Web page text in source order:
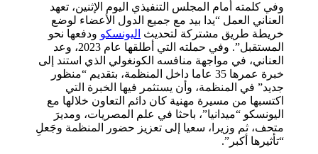
وفي كلمته أمام المجلس التنفيذي اليوم الإثنين، تعهد
العناني العمل “يدا بيد مع جميع الدول الأعضاء لوضع
خريطة طريق مشتركة لتحديث اليونسكو ودفعها نحو
المستقبل”. وفي حملته التي أطلقها عام 2023، وعد
العناني، في مواجهة منافسه الكونغولي الذي استند إلى
خبرة عمرها 35 عاما داخل المنظمة، بتقديم “منظور
جديد” في المنظمة، وأن يستثمر فيها الخبرة التي
اكتسبها من مسيرة مهنية كان دائم التعاون خلالها مع
اليونسكو “ميدانيا”، باحثا في علم المصريات، ومديرَ
متحف، ثم وزيرا، سعيا إلى تعزيز حضور المنظمة وجَعلِ
“تأثيرها أكبر”.